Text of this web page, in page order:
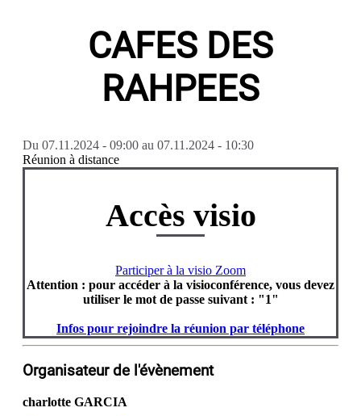
CAFES DES
RAHPEES
Du 07.11.2024 - 09:00 au 07.11.2024 - 10:30
Réunion à distance
Accès visio
Participer à la visio Zoom
Attention : pour accéder à la visioconférence, vous devez
utiliser le mot de passe suivant : "1"
Infos pour rejoindre la réunion par téléphone
Organisateur de l'évènement
charlotte GARCIA